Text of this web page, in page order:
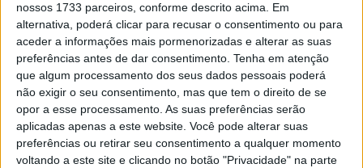
nossos 1733 parceiros, conforme descrito acima. Em
alternativa, poderá clicar para recusar o consentimento ou para
aceder a informações mais pormenorizadas e alterar as suas
preferências antes de dar consentimento. Tenha em atenção
que algum processamento dos seus dados pessoais poderá
não exigir o seu consentimento, mas que tem o direito de se
opor a esse processamento. As suas preferências serão
aplicadas apenas a este website. Você pode alterar suas
preferências ou retirar seu consentimento a qualquer momento
voltando a este site e clicando no botão "Privacidade" na parte
Esta e outras notícias para ouvir na Estação Diária – 96.8
FM ou emwww.968.fm.
Pub
TAGS GNR Prevenção e Segurança Rodoviária Sátão